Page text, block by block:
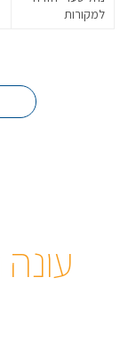
למקורות